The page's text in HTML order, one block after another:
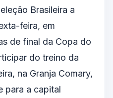
Brasileira a
feira, em
de final da Copa do
do treino da
na Granja Comary,
para a capital